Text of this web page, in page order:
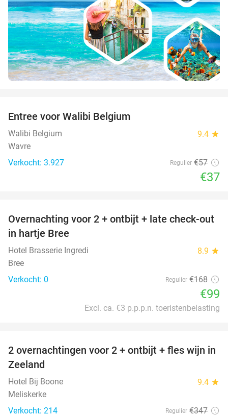
Entree voor Walibi Belgium
Walibi Belgium 9.4 star
Wavre
Verkocht: 3.927
Regulier €57
€37
41%
TODAY
Overnachting voor 2 + ontbijt + late check-out
in hartje Bree
Hotel Brasserie Ingredi 8.9 star
Bree
Verkocht: 0
Regulier €168
€99
Excl. ca. €3 p.p.p.n. toeristenbelasting
55%
2 overnachtingen voor 2 + ontbijt + fles wijn in
Zeeland
Hotel Bij Boone 9.4 star
Meliskerke
Verkocht: 214
Regulier €347